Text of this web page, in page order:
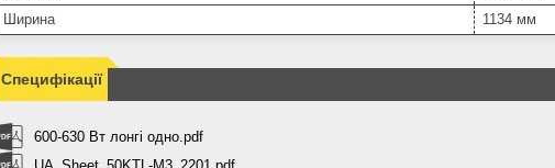
Ширина
1134 мм
Специфікації
600-630 Вт лонгі одно.pdf